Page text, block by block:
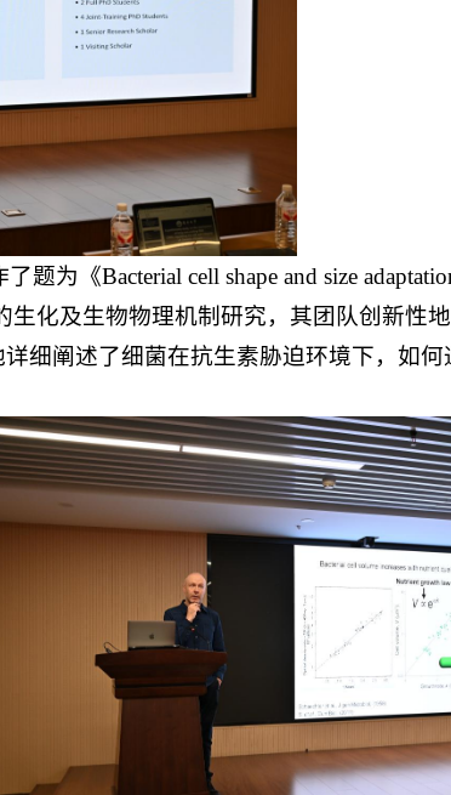
为《Bacterial cell shape and size
化及生物物理机制研究，其团队创新性
细阐述了细菌在抗生素胁迫环境下，如